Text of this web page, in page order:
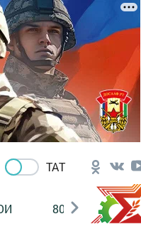
ТАТ
80 ЛЕТ ПОБЕДЫ!